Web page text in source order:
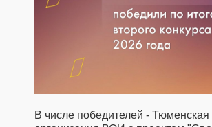
В числе победителей - Тюменская